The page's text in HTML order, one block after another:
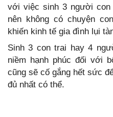
với việc sinh 3 người
nên không có chuyện
khiến kinh tế gia đình lụi
Sinh 3 con trai hay 4
niềm hạnh phúc đối với
cũng sẽ cố gắng hết sức
đủ nhất có thể.